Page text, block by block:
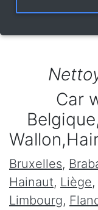
Car
Bruxelles,
Hainaut, Liège,
Limbourg,